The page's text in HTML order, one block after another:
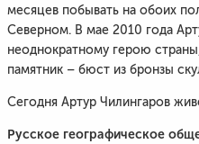
месяцев побывать на обоих
Северном. В мае 2010 года
неоднократному герою
памятник – бюст из бронзы
Сегодня Артур Чилингаров
Русское географическое